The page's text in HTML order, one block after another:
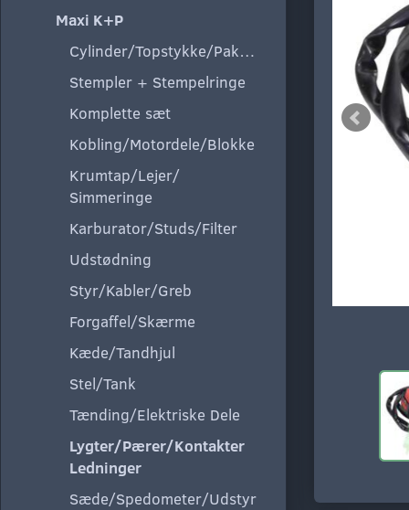
Maxi K+P
Cylinder/Topstykke/Pakning
Stempler + Stempelringe
Komplette sæt
Kobling/Motordele/Blokke
Krumtap/Lejer/
Simmeringe
Karburator/Studs/Filter
Udstødning
Styr/Kabler/Greb
Forgaffel/Skærme
Kæde/Tandhjul
Stel/Tank
Tænding/Elektriske Dele
Lygter/Pærer/Kontakter
Ledninger
Sæde/Spedometer/Udstyr